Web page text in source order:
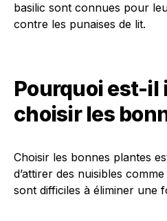
basilic sont connues pour
contre les punaises de lit.
Pourquoi est-il
choisir les
Choisir les bonnes plantes
d’attirer des nuisibles
sont difficiles à éliminer une